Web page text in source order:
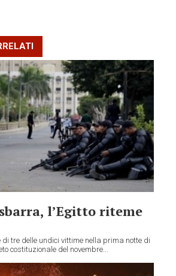
l’Egitto riteme
tre delle undici vittime nella prima notte di
costituzionale del novembre...